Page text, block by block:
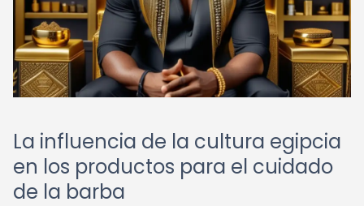
La influencia de la cultura egipcia
en los productos para el cuidado
de la barba